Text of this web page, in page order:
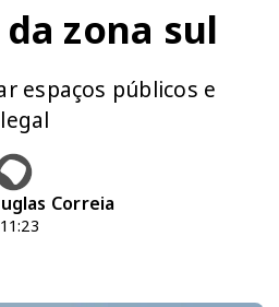
zona sul
espaços públicos e
Correia